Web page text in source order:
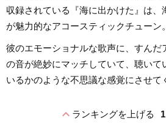
収録されている『海に出かけた』は、
が魅力的なアコースティックチューン。
彼のエモーショナルな歌声に、すんだ
の音が絶妙にマッチしていて、聴いて
いるかのような不思議な感覚にさせて
expand_lessランキングを上げる 1